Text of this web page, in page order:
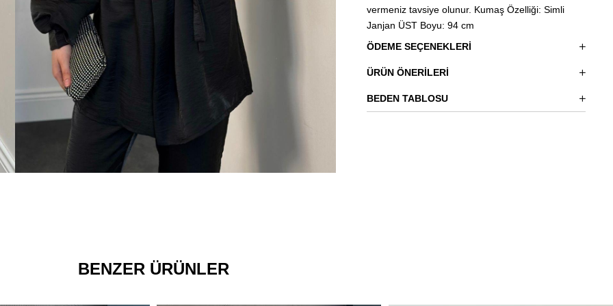
vermeniz tavsiye olunur. Kumaş Özelliği: Simli
Janjan ÜST Boyu: 94 cm
ÖDEME SEÇENEKLERI
ÜRÜN ÖNERILERI
BEDEN TABLOSU
BENZER ÜRÜNLER